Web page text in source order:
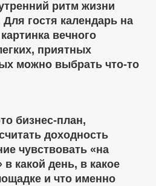
ритм жизни
гостя календарь на
вечного
приятных
можно выбрать что-то
бизнес-план,
доходность
чувствовать «на
в какой день, в какое
и что именно